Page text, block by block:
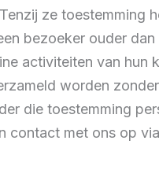
ze toestemming
bezoeker ouder
activiteiten van hun
worden
die toestemming
contact met ons op